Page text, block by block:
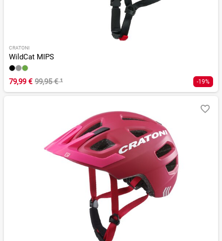
CRATONI
WildCat MIPS
79,99 € 99,95 €¹ -19%